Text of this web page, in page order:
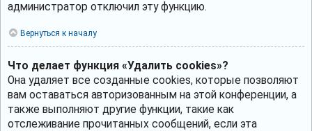
администратор отключил эту функцию.
Вернуться к началу
Что делает функция «Удалить cookies»?
Она удаляет все созданные cookies, которые позволяют
вам оставаться авторизованным на этой конференции, а
также выполняют другие функции, такие как
отслеживание прочитанных сообщений, если эта